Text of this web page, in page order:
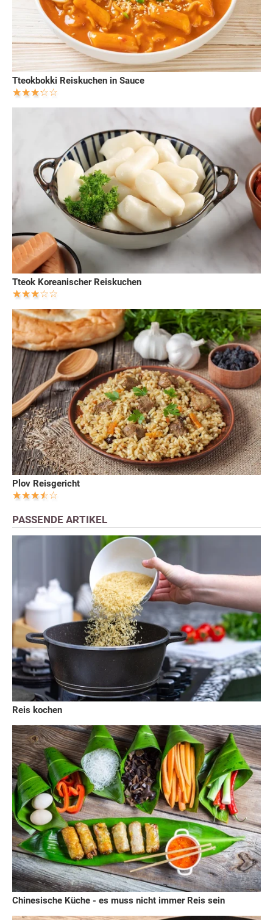
Tteokbokki Reiskuchen in Sauce
Tteok Koreanischer Reiskuchen
Plov Reisgericht
PASSENDE ARTIKEL
Reis kochen
Chinesische Küche - es muss nicht immer Reis sein